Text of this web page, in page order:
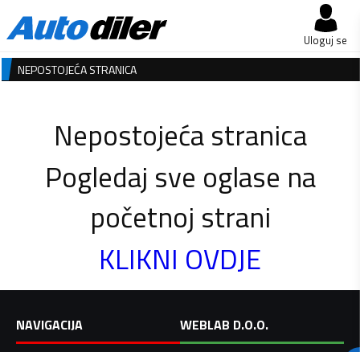
Uloguj se
NEPOSTOJEĆA STRANICA
Nepostojeća stranica
Pogledaj sve oglase na
početnoj strani
KLIKNI OVDJE
NAVIGACIJA
WEBLAB D.O.O.